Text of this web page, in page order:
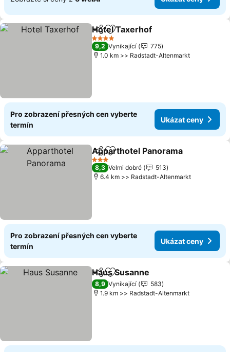
SdíletPřidat na seznam oblíbených
Hotel Taxerhof
4 Počet hvězdiček
9,2 Vynikající
775
1.0 km >> Radstadt-Altenmarkt
Pro zobrazení přesných cen vyberte
termín
Ukázat ceny
SdíletPřidat na seznam oblíbených
Apparthotel Panorama
3 Počet hvězdiček
8,3 Velmi dobré
513
6.4 km >> Radstadt-Altenmarkt
Pro zobrazení přesných cen vyberte
termín
Ukázat ceny
SdíletPřidat na seznam oblíbených
Haus Susanne
8,9 Vynikající
583
1.9 km >> Radstadt-Altenmarkt